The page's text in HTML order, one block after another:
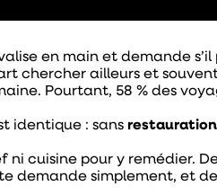
en main et demande
chercher ailleurs et
Pourtant, 58 % des
identique : sans
ni cuisine pour y remédier.
demande simplement, et